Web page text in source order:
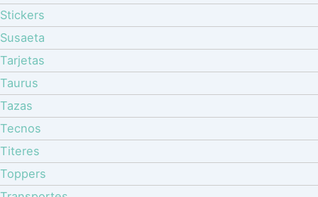
Stickers
Susaeta
Tarjetas
Taurus
Tazas
Tecnos
Titeres
Toppers